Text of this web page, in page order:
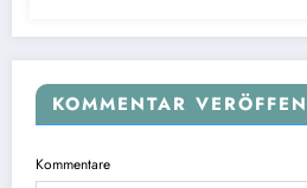
KOMMENTAR
Kommentare